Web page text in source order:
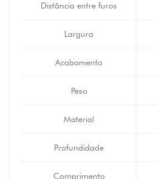
Distância entre furos
Largura
Acabamento
Peso
Material
Profundidade
Comprimento